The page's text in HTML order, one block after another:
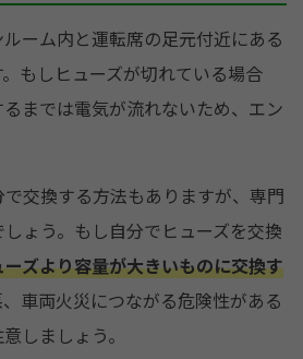
ーム内と運転席の足元付近にある
もしヒューズが切れている場合
までは電気が流れないため、エン
交換する方法もありますが、専門
ょう。もし自分でヒューズを交換
ズより容量が大きいものに交換す
車両火災につながる危険性がある
しましょう。